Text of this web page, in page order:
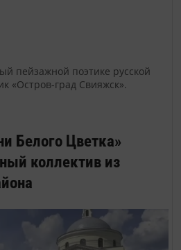
пейзажной поэтике русской
«Остров-град Свияжск».
Белого Цветка»
коллектив из